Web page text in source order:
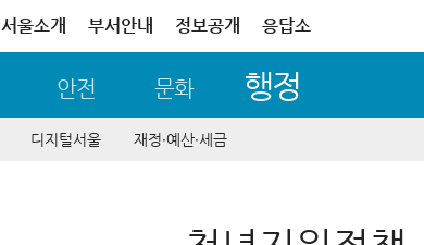
서울소개 부서안내 정보공개 응답소
안전 문화 행정
디지털서울 재정∙예산∙세금